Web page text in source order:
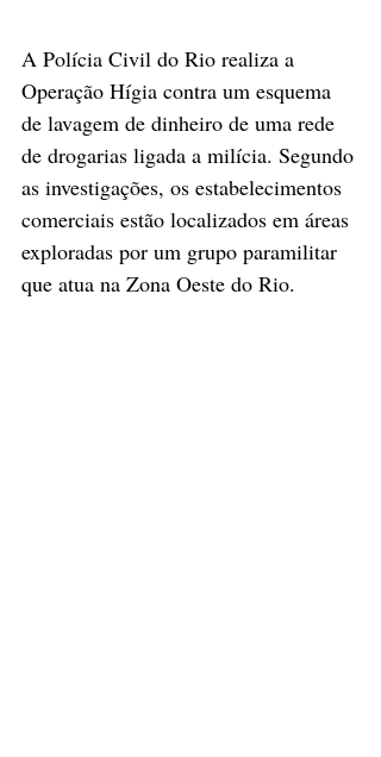
A Polícia Civil do Rio realiza a
Operação Hígia contra um esquema
de lavagem de dinheiro de uma rede
de drogarias ligada a milícia. Segundo
as investigações, os estabelecimentos
comerciais estão localizados em áreas
exploradas por um grupo paramilitar
que atua na Zona Oeste do Rio.